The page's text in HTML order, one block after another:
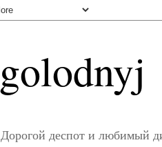
golodnyj
Дорогой деспот и любимый